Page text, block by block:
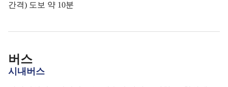
간격) 도보 약 10분
버스
시내버스